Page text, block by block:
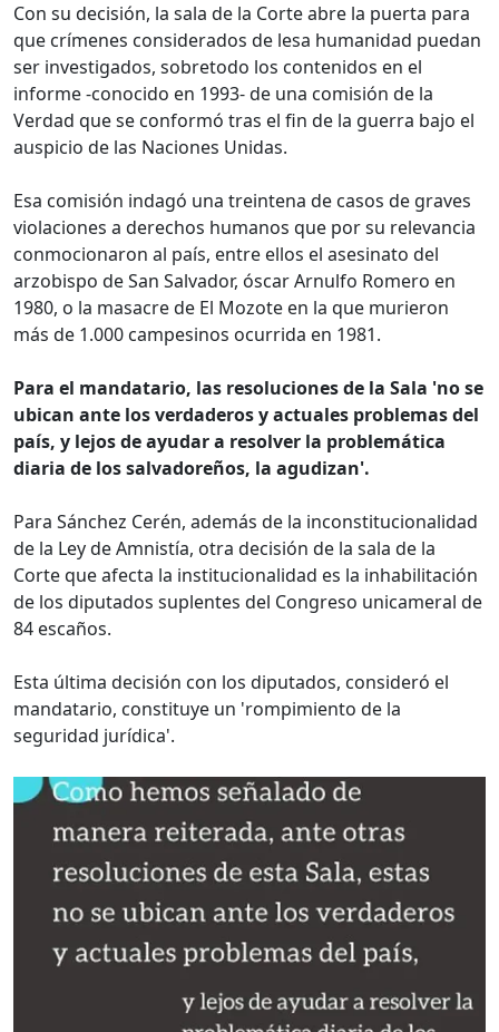
Con su decisión, la sala de la Corte abre la puerta para
que crímenes considerados de lesa humanidad puedan
ser investigados, sobretodo los contenidos en el
informe -conocido en 1993- de una comisión de la
Verdad que se conformó tras el fin de la guerra bajo el
auspicio de las Naciones Unidas.
Esa comisión indagó una treintena de casos de graves
violaciones a derechos humanos que por su relevancia
conmocionaron al país, entre ellos el asesinato del
arzobispo de San Salvador, óscar Arnulfo Romero en
1980, o la masacre de El Mozote en la que murieron
más de 1.000 campesinos ocurrida en 1981.
Para el mandatario, las resoluciones de la Sala 'no se
ubican ante los verdaderos y actuales problemas del
país, y lejos de ayudar a resolver la problemática
diaria de los salvadoreños, la agudizan'.
Para Sánchez Cerén, además de la inconstitucionalidad
de la Ley de Amnistía, otra decisión de la sala de la
Corte que afecta la institucionalidad es la inhabilitación
de los diputados suplentes del Congreso unicameral de
84 escaños.
Esta última decisión con los diputados, consideró el
mandatario, constituye un 'rompimiento de la
seguridad jurídica'.